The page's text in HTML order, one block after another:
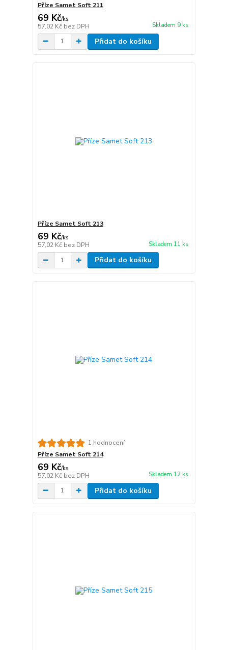
Příze Samet Soft 211
69 Kč/ks
57,02 Kč bez DPH Skladem 9 ks
Přidat do košíku
Příze Samet Soft 213
69 Kč/ks
57,02 Kč bez DPH Skladem 11 ks
Přidat do košíku
1 hodnocení
Příze Samet Soft 214
69 Kč/ks
57,02 Kč bez DPH Skladem 12 ks
Přidat do košíku